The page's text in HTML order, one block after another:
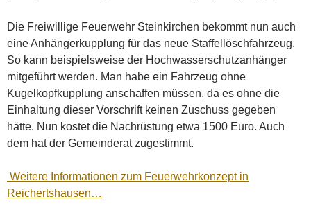
Die Freiwillige Feuerwehr Steinkirchen bekommt nun auch
eine Anhängerkupplung für das neue Staffellöschfahrzeug.
So kann beispielsweise der Hochwasserschutzanhänger
mitgeführt werden. Man habe ein Fahrzeug ohne
Kugelkopfkupplung anschaffen müssen, da es ohne die
Einhaltung dieser Vorschrift keinen Zuschuss gegeben
hätte. Nun kostet die Nachrüstung etwa 1500 Euro. Auch
dem hat der Gemeinderat zugestimmt.
Weitere Informationen zum Feuerwehrkonzept in
Reichertshausen…